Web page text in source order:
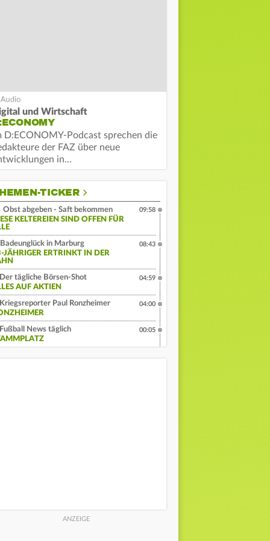
und Wirtschaft
D:ECONOMY-Podcast sprechen die
der FAZ über neue
in…
TICKER
Obst abgeben - Saft bekommen
KELTEREIEN SIND OFFEN FÜR
09:58
Badeunglück in Marburg
JÄHRIGER ERTRINKT IN DER
08:43
Der tägliche Börsen-Shot
AUF AKTIEN
04:59
Kriegsreporter Paul Ronzheimer
04:00
Fußball News täglich
00:05